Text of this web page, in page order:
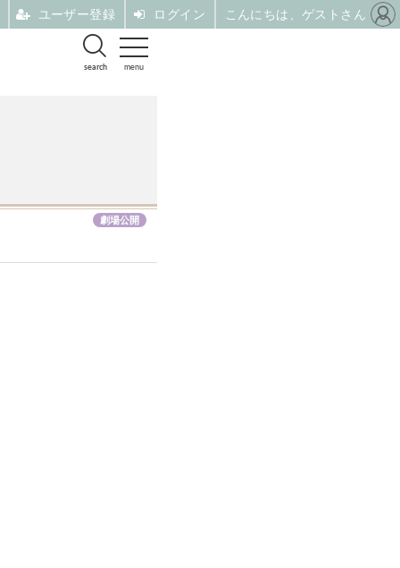
menu
search
劇場公開
ユーザー登録 ログイン こんにちは、ゲストさん